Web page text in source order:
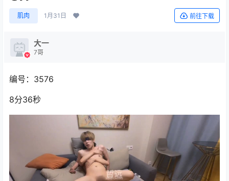
肌肉 1月31日 前往下载
大一
7哥
编号：3576
8分36秒